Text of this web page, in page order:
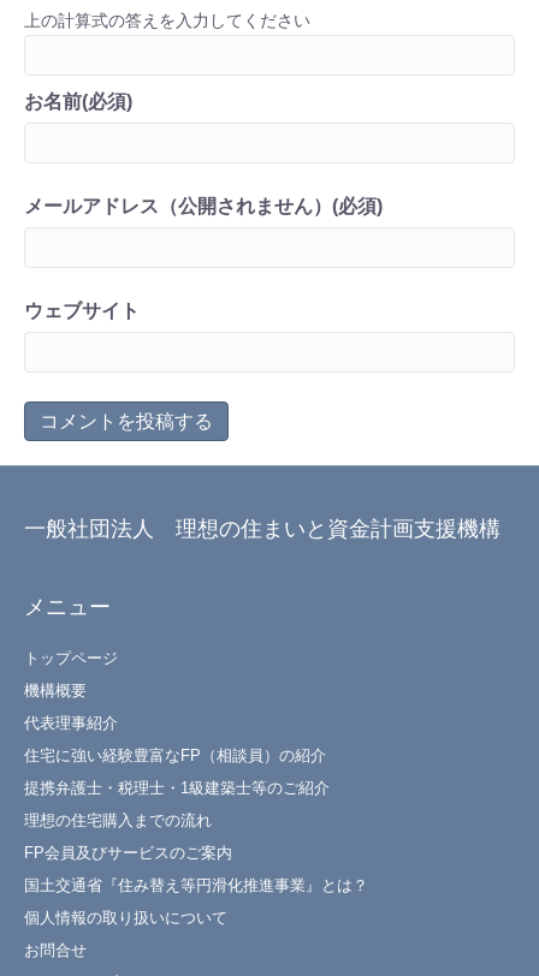
上の計算式の答えを入力してください
お名前(必須)
メールアドレス（公開されません）(必須)
ウェブサイト
一般社団法人 理想の住まいと資金計画支援機構
メニュー
トップページ
機構概要
代表理事紹介
住宅に強い経験豊富なFP（相談員）の紹介
提携弁護士・税理士・1級建築士等のご紹介
理想の住宅購入までの流れ
FP会員及びサービスのご案内
国土交通省『住み替え等円滑化推進事業』とは？
個人情報の取り扱いについて
お問合せ